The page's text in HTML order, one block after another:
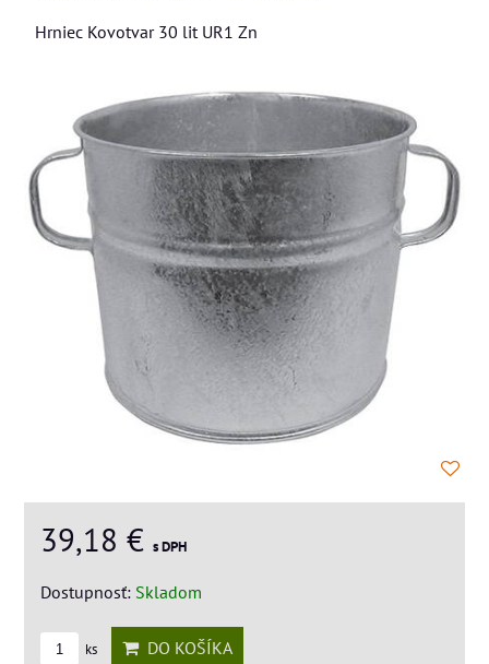
Hrniec Kovotvar 30 lit UR1 Zn
39,18 € s DPH
Dostupnosť: Skladom
ks DO KOŠÍKA